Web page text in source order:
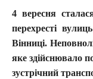
4 вересня
перехресті
Вінниці.
яке здійснювало
зустрічний